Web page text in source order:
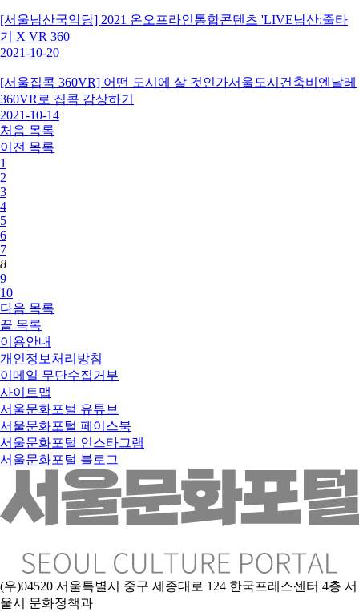
[서울남산국악당] 2021 온오프라인통합콘텐츠 'LIVE남산:줄타
기 X VR 360
2021-10-20
[서울집콕 360VR] 어떤 도시에 살 것인가서울도시건축비엔날레
360VR로 집콕 감상하기
2021-10-14
처음 목록
이전 목록
1
2
3
4
5
6
7
8
9
10
다음 목록
끝 목록
이용안내
개인정보처리방침
이메일 무단수집거부
사이트맵
서울문화포털 유튜브
서울문화포털 페이스북
서울문화포털 인스타그램
서울문화포털 블로그
(우)04520 서울특별시 중구 세종대로 124 한국프레스센터 4층 서
울시 문화정책과